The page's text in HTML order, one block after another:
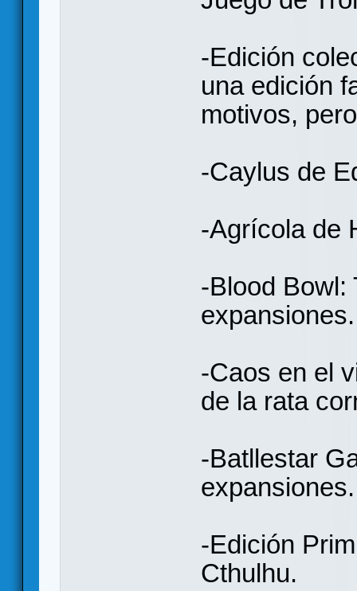
-Edición
una edición
motivos,
-Caylus de
-Agrícola de
-Blood Bowl:
expansiones.
-Caos en el
de la rata
-Batllestar
expansiones.
-Edición
Cthulhu.